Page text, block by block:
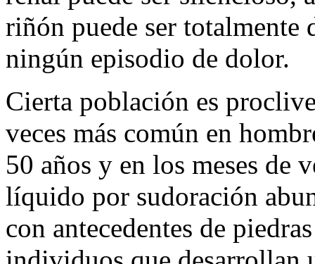
riñón puede ser totalmente
ningún episodio de dolor.
Cierta población es
veces más común en
50 años y en los meses de
líquido por sudoración
con antecedentes de